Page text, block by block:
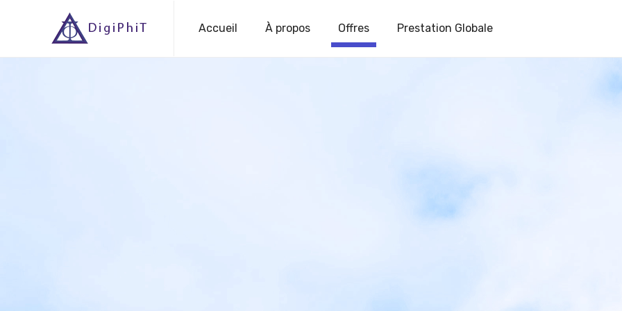
Accueil À propos Offres Prestation Globale